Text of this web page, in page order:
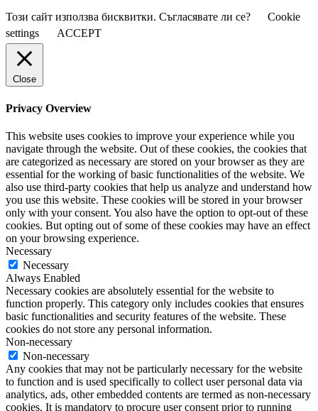
Този сайт използва бисквитки. Съгласявате ли се?
Cookie
settings
ACCEPT
Close
Privacy Overview
This website uses cookies to improve your experience while you
navigate through the website. Out of these cookies, the cookies that
are categorized as necessary are stored on your browser as they are
essential for the working of basic functionalities of the website. We
also use third-party cookies that help us analyze and understand how
you use this website. These cookies will be stored in your browser
only with your consent. You also have the option to opt-out of these
cookies. But opting out of some of these cookies may have an effect
on your browsing experience.
Necessary
Necessary
Always Enabled
Necessary cookies are absolutely essential for the website to
function properly. This category only includes cookies that ensures
basic functionalities and security features of the website. These
cookies do not store any personal information.
Non-necessary
Non-necessary
Any cookies that may not be particularly necessary for the website
to function and is used specifically to collect user personal data via
analytics, ads, other embedded contents are termed as non-necessary
cookies. It is mandatory to procure user consent prior to running